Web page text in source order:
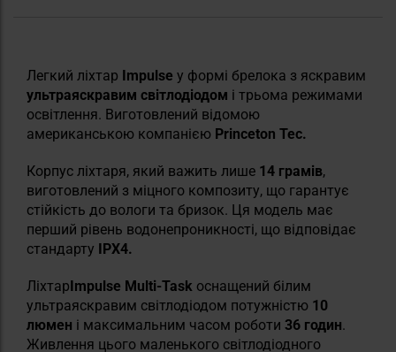
Легкий ліхтар Impulse у формі брелока з яскравим
ультраяскравим світлодіодом і трьома режимами
освітлення. Виготовлений відомою
американською компанією Princeton Tec.
Корпус ліхтаря, який важить лише 14 грамів,
виготовлений з міцного композиту, що гарантує
стійкість до вологи та бризок. Ця модель має
перший рівень водонепроникності, що відповідає
стандарту IPX4.
ЛіхтарImpulse Multi-Task оснащений білим
ультраяскравим світлодіодом потужністю 10
люмен і максимальним часом роботи 36 годин.
Живлення цього маленького світлодіодного